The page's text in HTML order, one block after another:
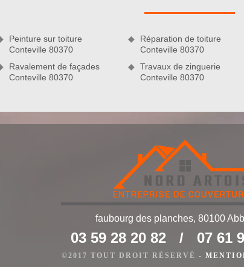
: une de nos spécialités
Pour s’assurer de cette performance, nous ne
nettoyage en profondeur de votre revêtement de toit.
professionnels, les couvreurs de Nord Artois opteront
Peinture sur toiture
Conteville 80370
Ravalement de façades
Conteville 80370
Réparation de toiture
Conteville 80370
Travaux de zinguerie
Conteville 80370
faubourg des planches, 80100
03 59 28 20 82 / 07 61
©2017 TOUT DROIT RÉSERVÉ -